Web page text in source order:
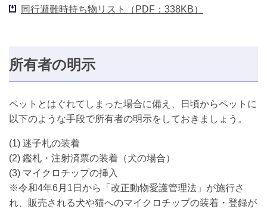
同行避難時持ち物リスト（PDF：338KB）
所有者の明示
ペットとはぐれてしまった場合に備え、日頃からペットに
以下のような手段で所有者の明示をしておきましょう。
(1) 迷子札の装着
(2) 鑑札・注射済票の装着（犬の場合）
(3) マイクロチップの挿入
※令和4年6月1日から「改正動物愛護管理法」が施行さ
れ、販売される犬や猫へのマイクロチップの装着・登録が